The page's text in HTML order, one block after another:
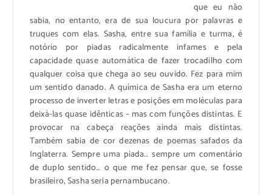
que eu não
sabia, no entanto, era de sua loucura por palavras e
truques com elas. Sasha, entre sua família e turma, é
notório por piadas radicalmente infames e pela
capacidade quase automática de fazer trocadilho com
qualquer coisa que chega ao seu ouvido. Fez para mim
um sentido danado. A química de Sasha era um eterno
processo de inverter letras e posições em moléculas para
deixá-las quase idênticas – mas com funções distintas. E
provocar na cabeça reações ainda mais distintas.
Também sabia de cor dezenas de poemas safados da
Inglaterra. Sempre uma piada… sempre um comentário
de duplo sentido… o que me fez pensar que, se fosse
brasileiro, Sasha seria pernambucano.